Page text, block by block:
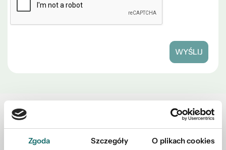
Zgoda Szczegóły O plikach cookies
WYŚLIJ
Zobacz również w okolicy